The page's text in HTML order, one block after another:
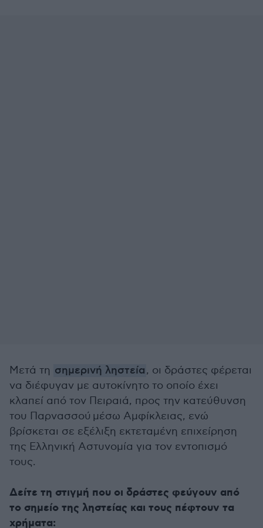
Μετά τη σημερινή ληστεία, οι δράστες φέρεται
να διέφυγαν με αυτοκίνητο το οποίο έχει
κλαπεί από τον Πειραιά, προς την κατεύθυνση
του Παρνασσού μέσω Αμφίκλειας, ενώ
βρίσκεται σε εξέλιξη εκτεταμένη επιχείρηση
της Ελληνική Αστυνομία για τον εντοπισμό
τους.
Δείτε τη στιγμή που οι δράστες φεύγουν από
το σημείο της ληστείας και τους πέφτουν τα
χρήματα: